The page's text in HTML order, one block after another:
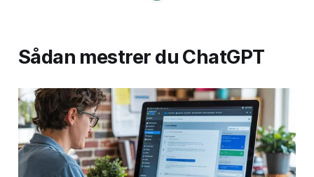
Sådan mestrer du ChatGPT